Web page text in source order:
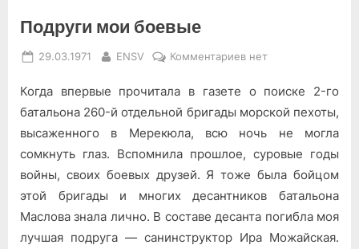
Подруги мои боевые
Posted
29.03.1971 By
ENSV Комментариевк
Подруги
мои
нет
Когда впервые прочитала в газете о поиске 2-го
батальона 260-й отдельной бригады морской пехоты,
высаженного в Мерекюла, всю ночь не могла
сомкнуть глаз. Вспомнила прошлое, суровые годы
войны, своих боевых друзей. Я тоже была бойцом
этой бригады и многих десантников батальона
Маслова знала лично. В составе десанта погибла моя
лучшая подруга — санинструктор Ира Можайская.